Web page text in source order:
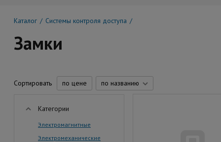
Каталог Системы контроля доступа
Замки
Сортировать по цене по названию
Категории
Электромагнитные
Электромеханические